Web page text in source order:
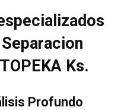
Ks.
Profundo